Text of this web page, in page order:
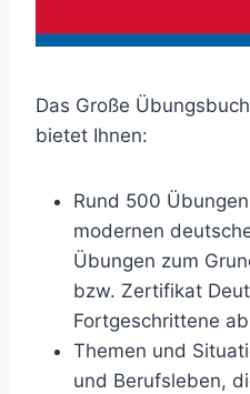
Das Große
bietet Ihnen:
Rund 500
modernen
Übungen zum
bzw. Zertifikat
Fortgeschrittene
Themen und
und Berufsleben,